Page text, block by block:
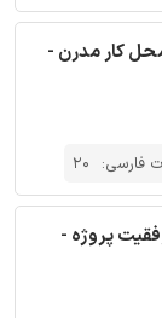
کار مدرن -
فارسی: 20
پروژه -